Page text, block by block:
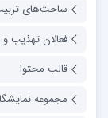
ساحت‌های
فعالان تهذیب
قالب محتوا
مجموعه